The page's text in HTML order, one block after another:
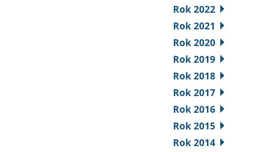
Rok 2022
Rok 2021
Rok 2020
Rok 2019
Rok 2018
Rok 2017
Rok 2016
Rok 2015
Rok 2014